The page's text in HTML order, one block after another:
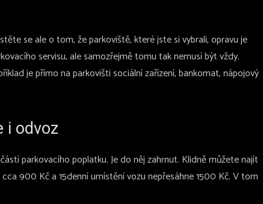
se ale o tom, že parkoviště, které jste si vybrali, opravu je
servisu, ale samozřejmě tomu tak nemusí být vždy.
je přímo na parkovišti sociální zařízení, bankomat, nápojový
i odvoz
parkovacího poplatku. Je do něj zahrnut. Klidně můžete najít
900 Kč a 15denní umístění vozu nepřesáhne 1500 Kč. V tom